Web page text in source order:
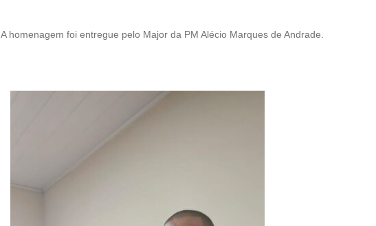
A homenagem foi entregue pelo Major da PM Alécio Marques de Andrade.